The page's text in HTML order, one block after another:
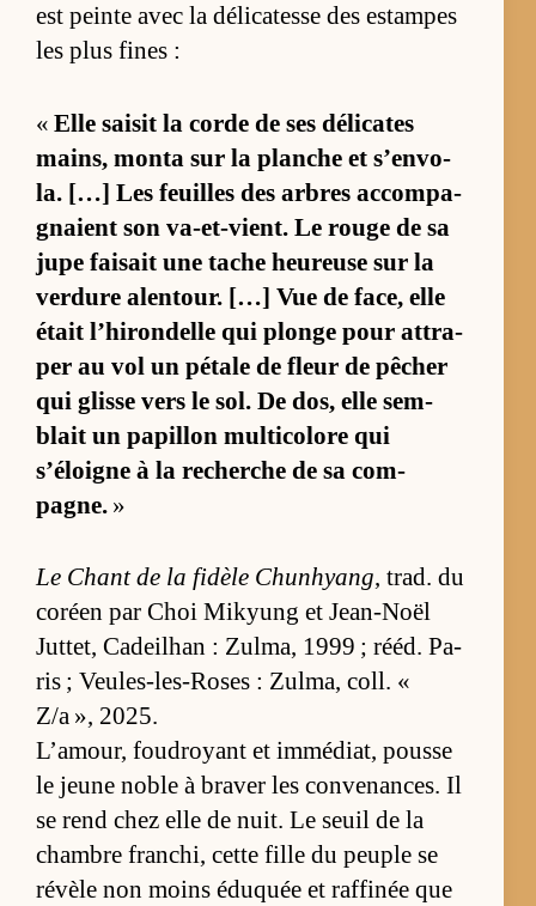
est peinte avec la dé­li­ca­tesse des es­tampes
les plus fines :
« Elle sai­sit la corde de ses dé­li­cates
mains, monta sur la planche et s’en­vo­
la. […] Les feuilles des arbres ac­com­pa­
gnaient son va-et-vient. Le rouge de sa
jupe fai­sait une tache heu­reuse sur la
ver­dure alen­tour. […] Vue de fa­ce, elle
était l’­hi­ron­delle qui plonge pour at­tra­
per au vol un pé­tale de fleur de pê­cher
qui glisse vers le sol. De dos, elle sem­
blait un pa­pillon mul­ti­co­lore qui
s’éloigne à la re­cherche de sa com­
pagne. »
Le Chant de la fi­dèle Chun­hyang, trad. du
co­réen par Choi Mi­kyung et Jean-Noël
Jut­tet, Ca­deil­han : Zul­ma, 1999 ; ré­éd. Pa­
ris ; Veules-les-Roses : Zul­ma, coll. «
Z/a », 2025.
L’amour, fou­droyant et im­mé­diat, pousse
le jeune noble à bra­ver les conve­nances. Il
se rend chez elle de nuit. Le seuil de la
chambre fran­chi, cette fille du peuple se
ré­vèle non moins éduquée et raf­fi­née que